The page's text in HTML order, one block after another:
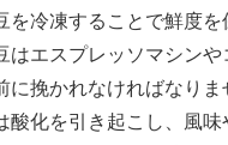
を冷凍することで鮮度を
はエスプレッソマシンや
に挽かれなければなり
酸化を引き起こし、風味